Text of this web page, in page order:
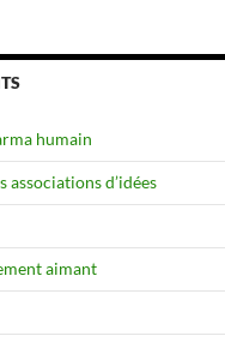
humain
associations d’idées
aimant